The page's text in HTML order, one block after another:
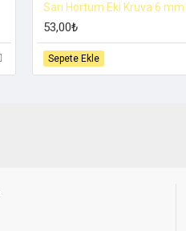
Sarı Hortum Eki Kruva 6 mm
53,00₺
Sepete Ekle